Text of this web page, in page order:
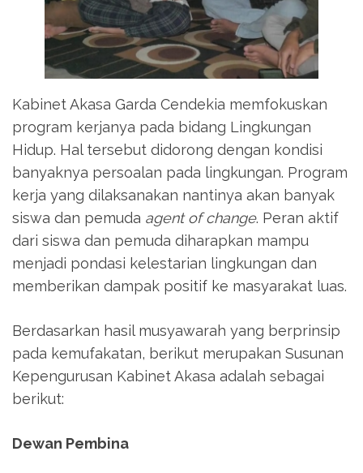
Kabinet Akasa Garda Cendekia memfokuskan
program kerjanya pada bidang Lingkungan
Hidup. Hal tersebut didorong dengan kondisi
banyaknya persoalan pada lingkungan. Program
kerja yang dilaksanakan nantinya akan banyak
siswa dan pemuda agent of change. Peran aktif
dari siswa dan pemuda diharapkan mampu
menjadi pondasi kelestarian lingkungan dan
memberikan dampak positif ke masyarakat luas.
Berdasarkan hasil musyawarah yang berprinsip
pada kemufakatan, berikut merupakan Susunan
Kepengurusan Kabinet Akasa adalah sebagai
berikut:
Dewan Pembina